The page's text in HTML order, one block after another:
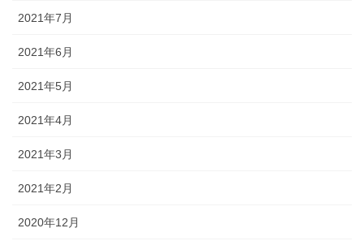
2021年7月
2021年6月
2021年5月
2021年4月
2021年3月
2021年2月
2020年12月